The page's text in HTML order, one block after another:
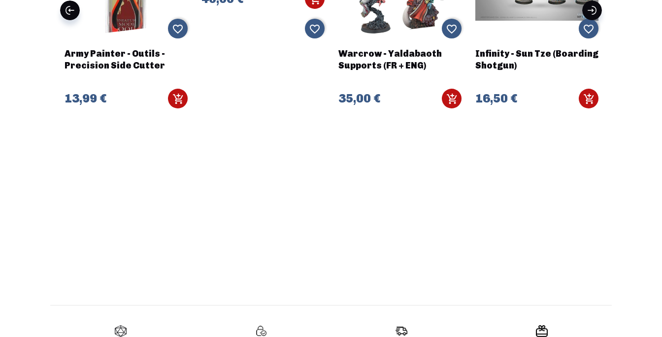
Army Painter - Outils -
Precision Side Cutter
13,99 €
favorite_border favorite_border
Warcrow - Yaldabaoth
Supports (FR + ENG)
35,00 €
favorite_border
Infinity - Sun Tze (Boarding
Shotgun)
16,50 €
favorite_border